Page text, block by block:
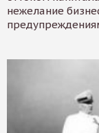
нежелание